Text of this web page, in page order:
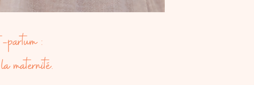
partum :
maternité.